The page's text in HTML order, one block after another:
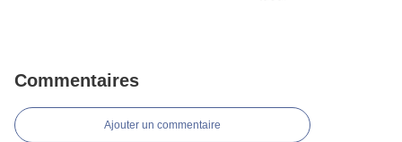
Commentaires
Ajouter un commentaire